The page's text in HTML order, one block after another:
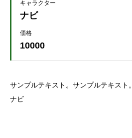
キャラクター
ナビ
価格
10000
サンプルテキスト。サンプルテキスト。
ナビ